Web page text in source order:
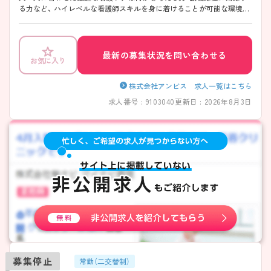
る力など、 ハイレベルな看護師スキルを身に着けることが可能な環境が
お気に入り 最新の募集状況を問い合わせる
株式会社アンビス 求人一覧はこちら
求人番号 : 9103040更新日 : 2026年8月3日
募集停止 常勤（二交替制）